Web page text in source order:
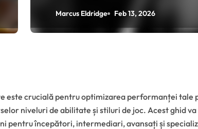
Tehnologie,
utilizatorilor
Marcus Eldridge Feb 13, 2026
este crucială pentru optimizarea performanței tale
niveluri de abilitate și stiluri de joc. Acest ghid
pentru începători, intermediari, avansați și